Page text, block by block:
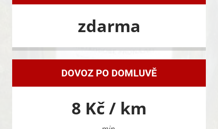
zdarma
DOVOZ PO DOMLUVĚ
8 Kč / km